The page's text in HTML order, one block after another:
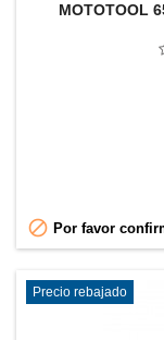
MOTOTOOL
 Por favor
Precio rebajado